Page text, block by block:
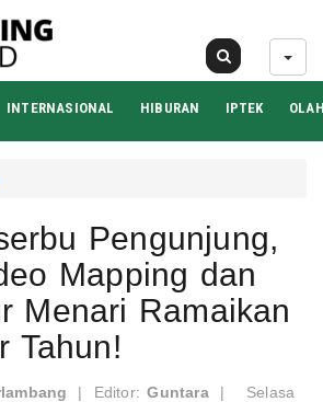
INTERNASIONAL HIBURAN IPTEK
Pengunjung,
Mapping dan
Menari Ramaikan
Tahun!
| Editor:Guntara |
Selasa